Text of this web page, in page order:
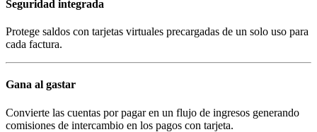
Seguridad integrada
Protege saldos con tarjetas virtuales precargadas de un solo uso para
cada factura.
Gana al gastar
Convierte las cuentas por pagar en un flujo de ingresos generando
comisiones de intercambio en los pagos con tarjeta.